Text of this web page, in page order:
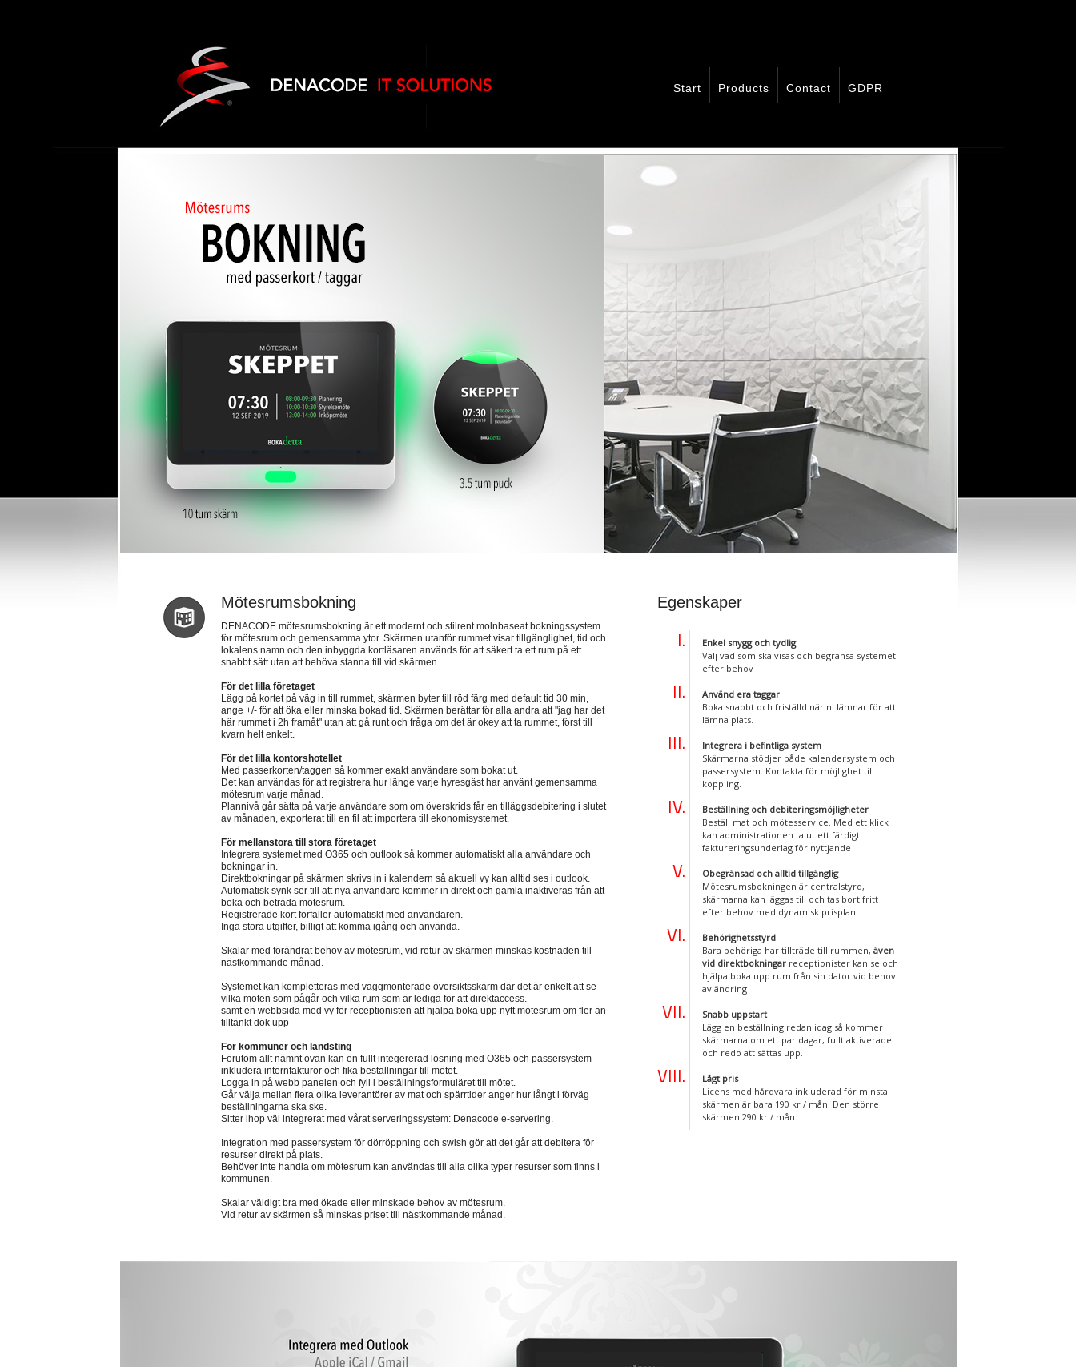
Start Products Contact GDPR
Mötesrumsbokning
DENACODE mötesrumsbokning är ett modernt och stilrent molnbaseat bokningssystem
för mötesrum och gemensamma ytor. Skärmen utanför rummet visar tillgänglighet, tid och
lokalens namn och den inbyggda kortläsaren används för att säkert ta ett rum på ett
snabbt sätt utan att behöva stanna till vid skärmen.
För det lilla företaget
Lägg på kortet på väg in till rummet, skärmen byter till röd färg med default tid 30 min,
ange +/- för att öka eller minska bokad tid. Skärmen berättar för alla andra att "jag har det
här rummet i 2h framåt" utan att gå runt och fråga om det är okey att ta rummet, först till
kvarn helt enkelt.
För det lilla kontorshotellet
Med passerkorten/taggen så kommer exakt användare som bokat ut.
Det kan användas för att registrera hur länge varje hyresgäst har använt gemensamma
mötesrum varje månad.
Plannivå går sätta på varje användare som om överskrids får en tilläggsdebitering i slutet
av månaden, exporterat till en fil att importera till ekonomisystemet.
För mellanstora till stora företaget
Integrera systemet med O365 och outlook så kommer automatiskt alla användare och
bokningar in.
Direktbokningar på skärmen skrivs in i kalendern så aktuell vy kan alltid ses i outlook.
Automatisk synk ser till att nya användare kommer in direkt och gamla inaktiveras från att
boka och beträda mötesrum.
Registrerade kort förfaller automatiskt med användaren.
Inga stora utgifter, billigt att komma igång och använda.
Skalar med förändrat behov av mötesrum, vid retur av skärmen minskas kostnaden till
nästkommande månad.
Systemet kan kompletteras med väggmonterade översiktsskärm där det är enkelt att se
vilka möten som pågår och vilka rum som är lediga för att direktaccess.
samt en webbsida med vy för receptionisten att hjälpa boka upp nytt mötesrum om fler än
tilltänkt dök upp
För kommuner och landsting
Förutom allt nämnt ovan kan en fullt integererad lösning med O365 och passersystem
inkludera internfakturor och fika beställningar till mötet.
Logga in på webb panelen och fyll i beställningsformuläret till mötet.
Går välja mellan flera olika leverantörer av mat och spärrtider anger hur långt i förväg
beställningarna ska ske.
Sitter ihop väl integrerat med vårat serveringssystem: Denacode e-servering.
Integration med passersystem för dörröppning och swish gör att det går att debitera för
resurser direkt på plats.
Behöver inte handla om mötesrum kan användas till alla olika typer resurser som finns i
kommunen.
Skalar väldigt bra med ökade eller minskade behov av mötesrum.
Vid retur av skärmen så minskas priset till nästkommande månad.
Egenskaper
Enkel snygg och tydlig
Välj vad som ska visas och begränsa systemet
efter behov
Använd era taggar
Boka snabbt och friställd när ni lämnar för att
lämna plats.
Integrera i befintliga system
Skärmarna stödjer både kalendersystem och
passersystem. Kontakta för möjlighet till
koppling.
Beställning och debiteringsmöjligheter
Beställ mat och mötesservice. Med ett klick
kan administrationen ta ut ett färdigt
faktureringsunderlag för nyttjande
Obegränsad och alltid tillgänglig
Mötesrumsbokningen är centralstyrd,
skärmarna kan läggas till och tas bort fritt
efter behov med dynamisk prisplan.
Behörighetsstyrd
Bara behöriga har tillträde till rummen, även
vid direktbokningarreceptionister kan se och
hjälpa boka upp rum från sin dator vid behov
av ändring
Snabb uppstart
Lägg en beställning redan idag så kommer
skärmarna om ett par dagar, fullt aktiverade
och redo att sättas upp.
Lågt pris
Licens med hårdvara inkluderad för minsta
skärmen är bara 190 kr / mån. Den större
skärmen 290 kr / mån.